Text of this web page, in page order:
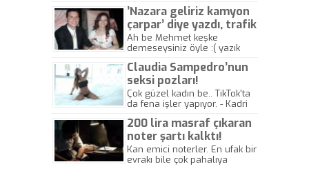
’Nazara geliriz kamyon
çarpar’ diye yazdı, trafik
kazasında öldü!
Ah be Mehmet keşke
demeseysiniz öyle :( yazık
Claudia Sampedro’nun
seksi pozları!
Çok güzel kadın be.. TikTok'ta
da fena işler yapıyor. - Kadri
200 lira masraf çıkaran
noter şartı kalktı!
Kan emici noterler. En ufak bir
evrakı bile çok pahalıya